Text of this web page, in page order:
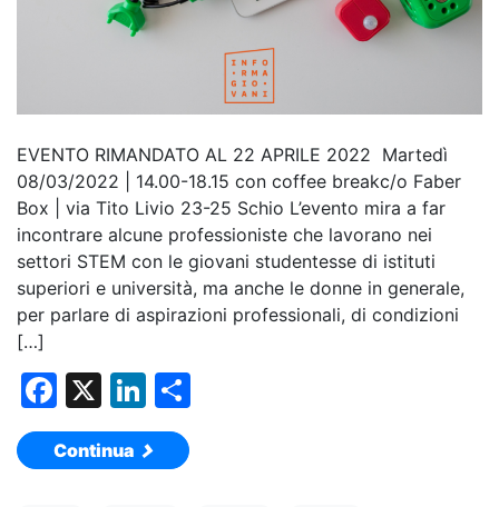
EVENTO RIMANDATO AL 22 APRILE 2022 Martedì
08/03/2022 | 14.00-18.15 con coffee breakc/o Faber
Box | via Tito Livio 23-25 Schio L’evento mira a far
incontrare alcune professioniste che lavorano nei
settori STEM con le giovani studentesse di istituti
superiori e università, ma anche le donne in generale,
per parlare di aspirazioni professionali, di condizioni
[…]
F
a
c
X
Li
n
k
Continua